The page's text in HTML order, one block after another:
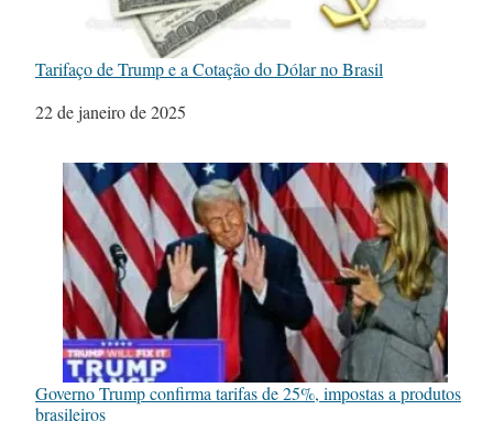
Tarifaço de Trump e a Cotação do Dólar no Brasil
Data
22 de janeiro de 2025
Governo Trump confirma tarifas de 25%, impostas a produtos
brasileiros